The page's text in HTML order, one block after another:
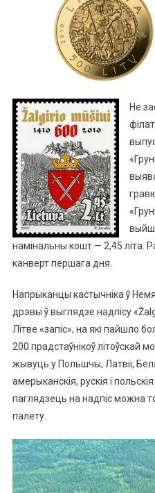
Не
намінальны кошт — 2,45 літа.
канверт першага дня.
Напрыканцы кастычніка ў
дрэвы ў выглядзе надпісу
Літве «запіс», на які пайшло
200 прадстаўнікоў літоўскай
жывуць у Польшчы, Латвіі,
амерыканскія, рускія і
паглядзець на надпіс можна
палёту.